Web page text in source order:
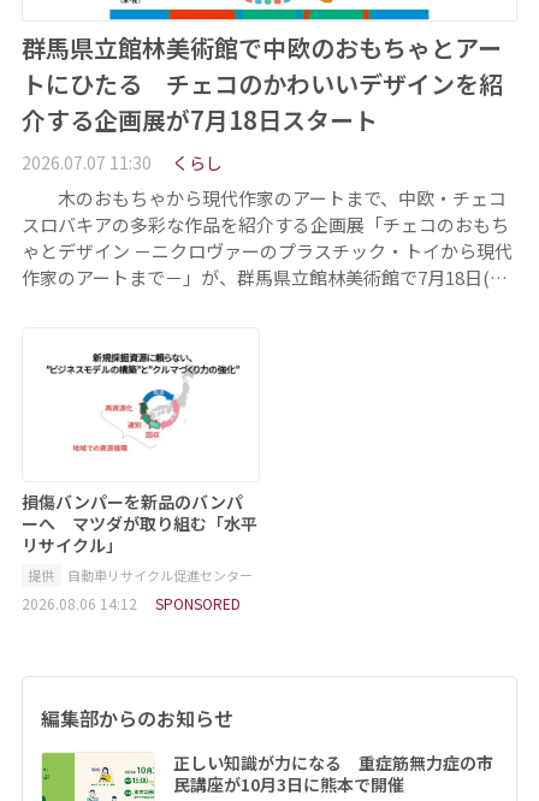
群馬県立館林美術館で中欧のおもちゃとアー
トにひたる チェコのかわいいデザインを紹
介する企画展が7月18日スタート
2026.07.07 11:30 くらし
木のおもちゃから現代作家のアートまで、中欧・チェコ
スロバキアの多彩な作品を紹介する企画展「チェコのおもち
ゃとデザイン －ニクロヴァーのプラスチック・トイから現代
作家のアートまで－」が、群馬県立館林美術館で7月18日(…
損傷バンパーを新品のバンパ
ーへ マツダが取り組む「水平
リサイクル」
提供 自動車リサイクル促進センター
2026.08.06 14:12 SPONSORED
編集部からのお知らせ
正しい知識が力になる 重症筋無力症の市
民講座が10月3日に熊本で開催